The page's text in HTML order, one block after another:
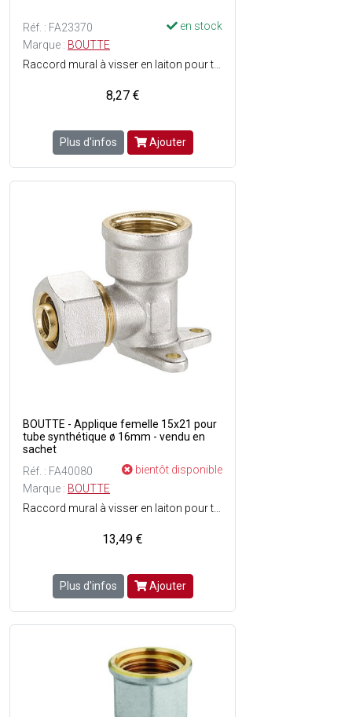
Réf. : FA23370
en stock
Marque : BOUTTE
8,27 €
Plus d'infos Ajouter
BOUTTE - Applique femelle 15x21 pour
tube synthétique ø 16mm - vendu en
sachet
Réf. : FA40080
bientôt disponible
Marque : BOUTTE
13,49 €
Plus d'infos Ajouter